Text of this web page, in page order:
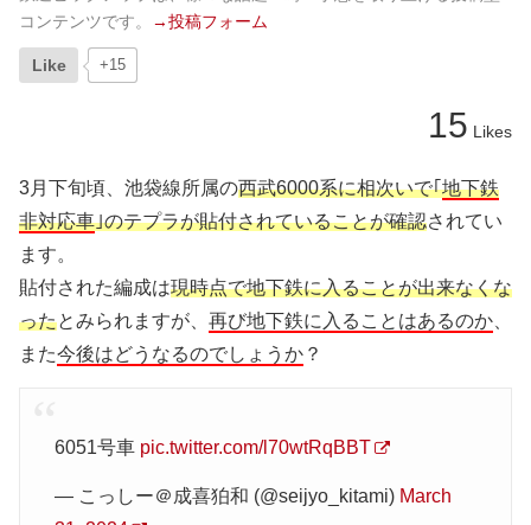
コンテンツです。
→投稿フォーム
Like +15
15 Likes
3月下旬頃、池袋線所属の西武6000系に相次いで｢地下鉄
非対応車｣のテプラが貼付されていることが確認されてい
ます。
貼付された編成は現時点で地下鉄に入ることが出来なくな
ったとみられますが、 再び地下鉄に入ることはあるのか
また今後はどうなるのでしょうか ？
6051号車 pic.twitter.com/l70wtRqBBT
— こっしー＠成喜狛和 (@seijyo_kitami) March